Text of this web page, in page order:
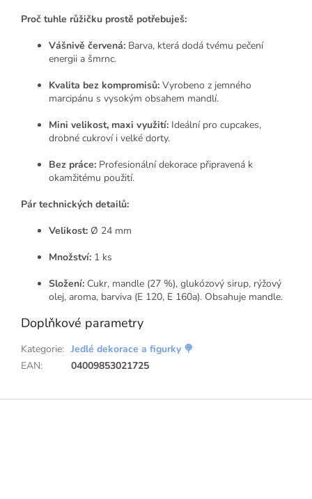
Proč tuhle růžičku prostě potřebuješ:
Vášnivě červená: Barva, která dodá tvému pečení
energii a šmrnc.
Kvalita bez kompromisů: Vyrobeno z jemného
marcipánu s vysokým obsahem mandlí.
Mini velikost, maxi využití: Ideální pro cupcakes,
drobné cukroví i velké dorty.
Bez práce: Profesionální dekorace připravená k
okamžitému použití.
Pár technických detailů:
Velikost: Ø 24 mm
Množství: 1 ks
Složení: Cukr, mandle (27 %), glukózový sirup, rýžový
olej, aroma, barviva (E 120, E 160a). Obsahuje mandle.
Doplňkové parametry
Kategorie: Jedlé dekorace a figurky 🍭
EAN: 04009853021725
Z